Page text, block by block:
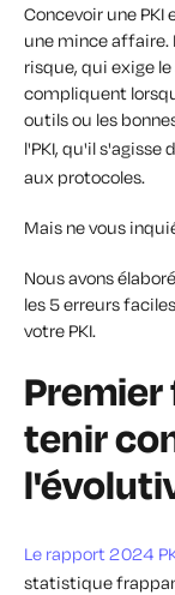
Concevoir une
une mince affaire.
risque, qui exige
compliquent
outils ou les
l'PKI, qu'il s'agisse
aux protocoles.
Mais ne vous
Nous avons
les 5 erreurs
votre PKI.
Premier
tenir
Le rapport 2024
statistique